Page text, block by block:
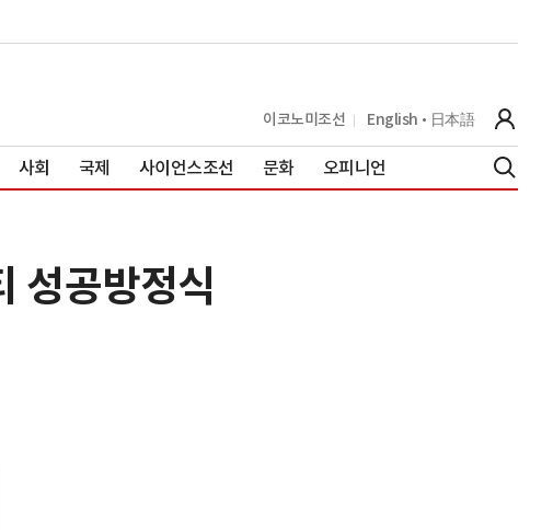
이코노미조선 English 日本語
사회 국제 사이언스조선 문화 오피니언
성공방정식